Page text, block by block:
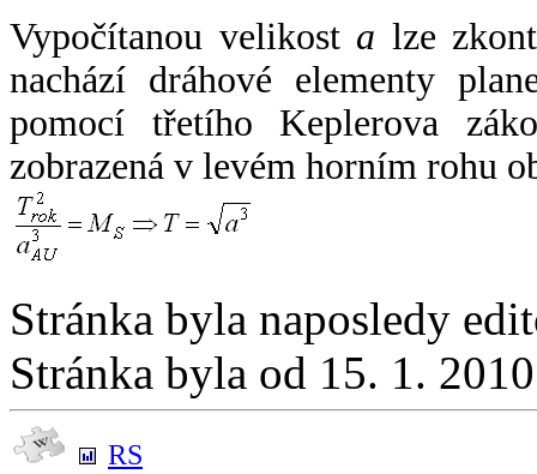
Vypočítanou velikost a lze
nachází dráhové elementy
pomocí třetího Keplerova
zobrazená v levém horním rohu
Stránka byla naposledy
Stránka byla od 15. 1.
RS